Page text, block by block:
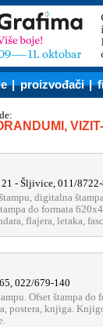
|proizvođači |
21 - Šljivice, 011/
digitalna
do formata
flajera, letaka,
022/679-140
Ofset štampa do
postera, knjiga.